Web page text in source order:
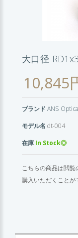
大口径
10,845
ブランド ANS
モデル名 dt-004
在庫 In Stock◎
こちらの商品は閲
購入いただくことが